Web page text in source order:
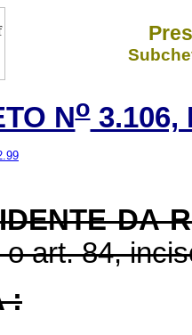
No3.106,
DA
art. 84,
: